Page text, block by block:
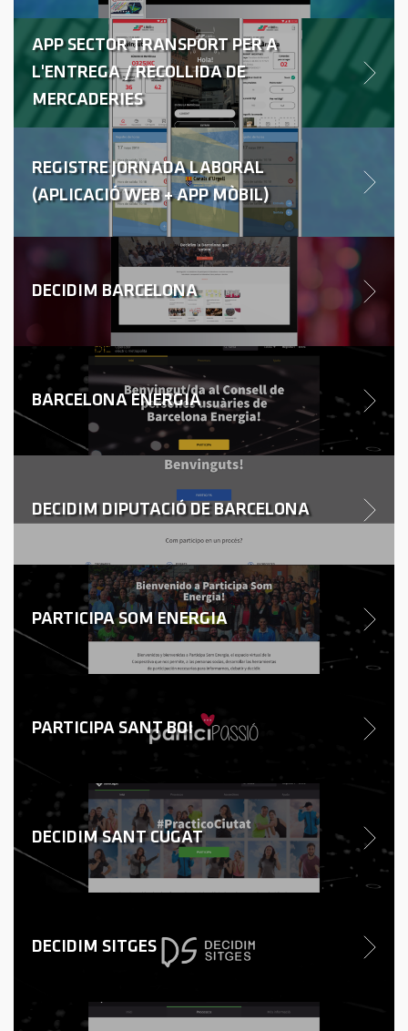
APP SECTOR TRANSPORT PER A
L'ENTREGA / RECOLLIDA DE
MERCADERIES
REGISTRE JORNADA LABORAL
(APLICACIÓ WEB + APP MÒBIL)
DECIDIM BARCELONA
BARCELONA ENERGIA
DECIDIM DIPUTACIÓ DE BARCELONA
PARTICIPA SOM ENERGIA
PARTICIPA SANT BOI
DECIDIM SANT CUGAT
DECIDIM SITGES